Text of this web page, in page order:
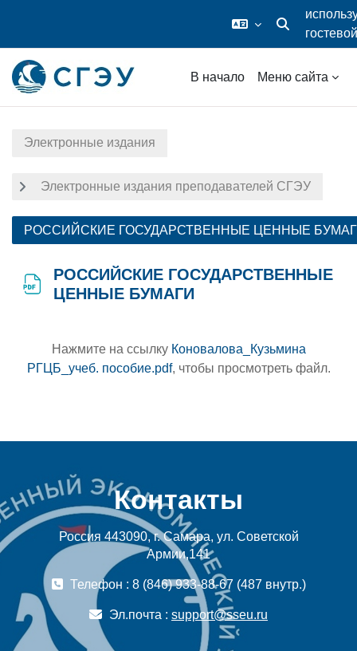
Изменитьгостевой
доступ
В начало
Меню сайта
Электронные издания
Электронные издания преподавателей СГЭУ
РОССИЙСКИЕ ГОСУДАРСТВЕННЫЕ ЦЕННЫЕ
РОССИЙСКИЕ ГОСУДАРСТВЕННЫЕ
ЦЕННЫЕ БУМАГИ
Нажмите на ссылку Коновалова_Кузьмина
РГЦБ_учеб. пособие.pdf, чтобы просмотреть файл.
Контакты
Россия 443090, г. Самара, ул. Советской
Армии,141
Телефон : 8 (846) 933-88-67 (487 внутр.)
Эл.почта : support@sseu.ru